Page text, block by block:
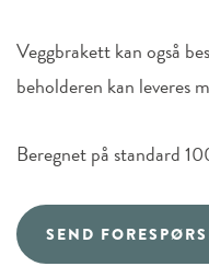
Veggbrakett kan også
beholderen kan leveres
Beregnet på standard
SEND